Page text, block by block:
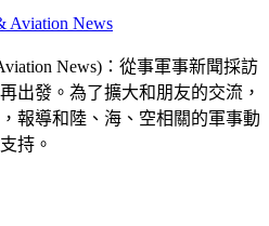
News)：從事軍事新聞採訪
出發。為了擴大和朋友的交流，
報導和陸、海、空相關的軍事動
持。